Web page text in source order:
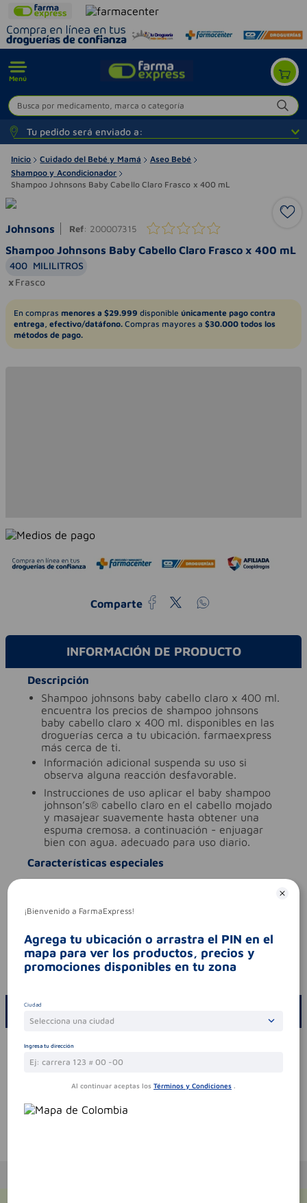
Menú
Busca por medicamento, marca o categoría
Tu pedido será enviado a:
Inicio Cuidado del Bebé y Mamá
Aseo Bebé
Shampoo y Acondicionador
Shampoo Johnsons Baby Cabello Claro Frasco x 400 mL
Johnsons Ref: 200007315
Shampoo Johnsons Baby Cabello Claro Frasco x 400 mL
400 MILILITROS
Frasco
En compras menores a $29.999 disponible únicamente pago contra
entrega, efectivo/datáfono. Compras mayores a $30.000 todos los
métodos de pago.
Comparte
INFORMACIÓN DE PRODUCTO
Descripción
shampoo johnsons baby cabello claro x 400 ml.
encuentra los precios de shampoo johnsons
baby cabello claro x 400 ml. disponibles en las
droguerías cerca a tu ubicación. farmaexpress
más cerca de ti.
información adicional suspenda su uso si
observa alguna reacción desfavorable.
instrucciones de uso aplicar el baby shampoo
johnson’s® cabello claro en el cabello mojado
y masajear suavemente hasta obtener una
espuma cremosa. a continuación - enjuagar
bien con agua. adecuado para uso diario.
Características especiales
ingredientes (molécula activa) shampoo
contraindicaciones este producto no tiene
contraindicaciones.
codigo invima nsoc11555-04co
Por favor, inicie sesión para escribir un comentario
Sin comentarios.
¡Bienvenido a FarmaExpress!
Agrega tu ubicación o arrastra el PIN en el
mapa para ver los productos, precios y
promociones disponibles en tu zona
Ciudad
Selecciona una ciudad
Ingresa tu dirección
Al continuar aceptas los Términos y Condiciones .